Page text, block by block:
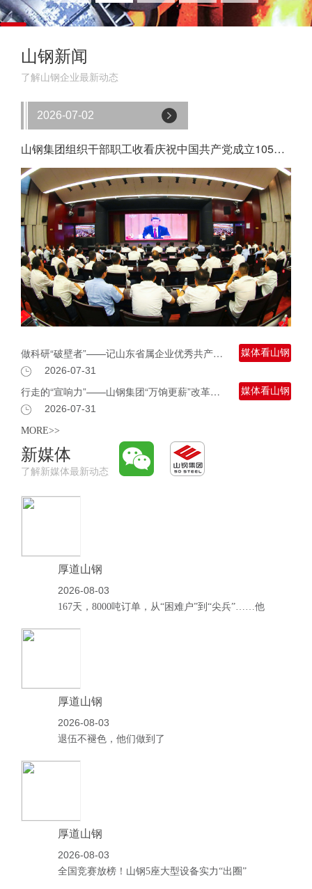
山钢新闻
了解山钢企业最新动态
2026-07-02
山钢集团组织干部职工收看庆祝中国共产党成立105周年大会
做科研“破壁者”——记山东省属企业优秀共产党员、山钢研究院板带研究所所长麻衡 媒体看山钢
2026-07-31
行走的“宣响力”——山钢集团“万饷更薪”改革故事里的温度与力量 媒体看山钢
2026-07-31
MORE>>
新媒体
了解新媒体最新动态
厚道山钢
2026-08-03
167天，8000吨订单，从“困难户”到“尖兵”……他
厚道山钢
2026-08-03
退伍不褪色，他们做到了
厚道山钢
2026-08-03
全国竞赛放榜！山钢5座大型设备实力“出圈”